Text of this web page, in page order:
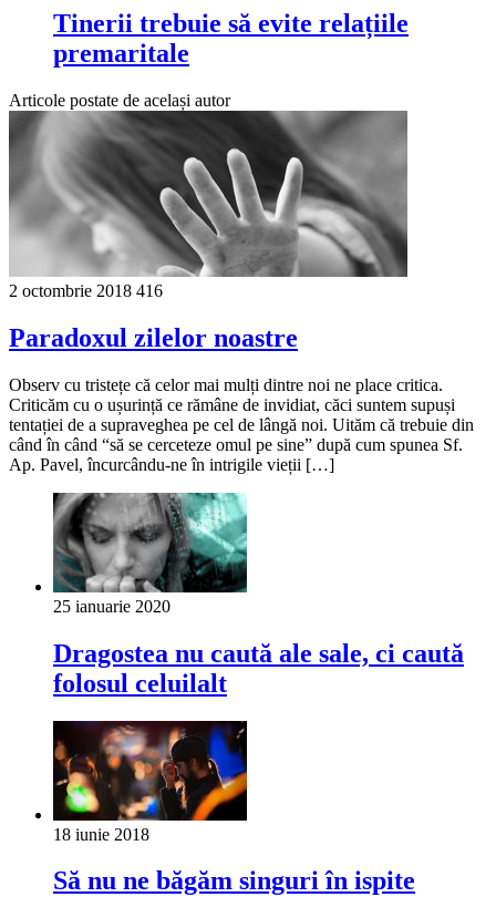
Tinerii trebuie să evite relațiile
premaritale
Articole postate de același autor
2 octombrie 2018 416
Paradoxul zilelor noastre
Observ cu tristețe că celor mai mulți dintre noi ne place critica.
Criticăm cu o ușurință ce rămâne de invidiat, căci suntem supuși
tentației de a supraveghea pe cel de lângă noi. Uităm că trebuie din
când în când “să se cerceteze omul pe sine” după cum spunea Sf.
Ap. Pavel, încurcându-ne în intrigile vieții […]
25 ianuarie 2020
Dragostea nu caută ale sale, ci caută
folosul celuilalt
18 iunie 2018
Să nu ne băgăm singuri în ispite